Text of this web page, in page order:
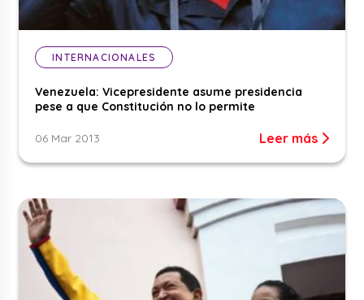
INTERNACIONALES
Venezuela: Vicepresidente asume presidencia
pese a que Constitución no lo permite
06 Mar 2013 Leer más